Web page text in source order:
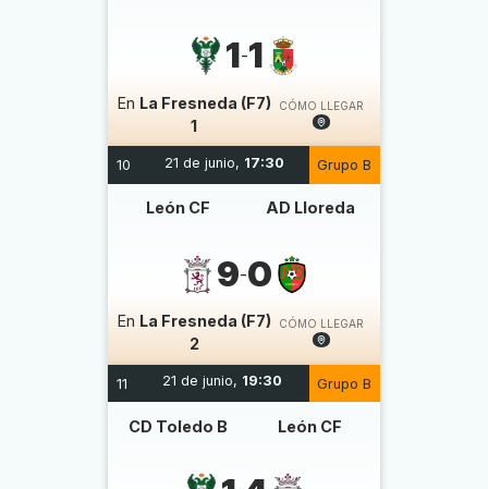
1-1
En La Fresneda (F7)
1
CÓMO LLEGAR
10 21 de junio, 17:30 Grupo B
León CF AD Lloreda
9-0
En La Fresneda (F7)
2
CÓMO LLEGAR
11 21 de junio, 19:30 Grupo B
CD Toledo B León CF